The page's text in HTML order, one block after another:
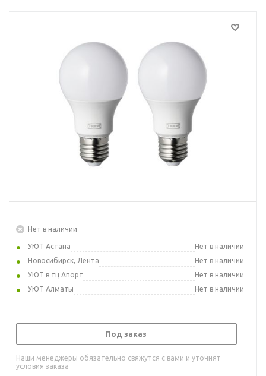
Нет в наличии
УЮТ Астана
Нет в наличии
Новосибирск, Лента
Нет в наличии
УЮТ в тц Апорт
Нет в наличии
УЮТ Алматы
Нет в наличии
Под заказ
Наши менеджеры обязательно свяжутся с вами и уточнят
условия заказа